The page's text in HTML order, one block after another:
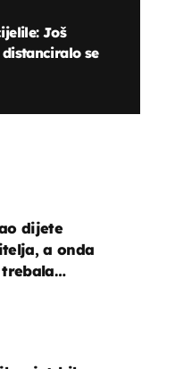
Još
se
dijete
a onda